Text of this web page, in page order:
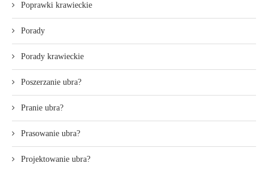
Poprawki krawieckie
Porady
Porady krawieckie
Poszerzanie ubra?
Pranie ubra?
Prasowanie ubra?
Projektowanie ubra?